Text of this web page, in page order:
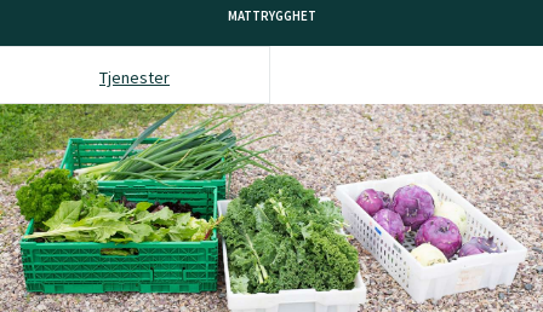
MATTRYGGHET
Tjenester